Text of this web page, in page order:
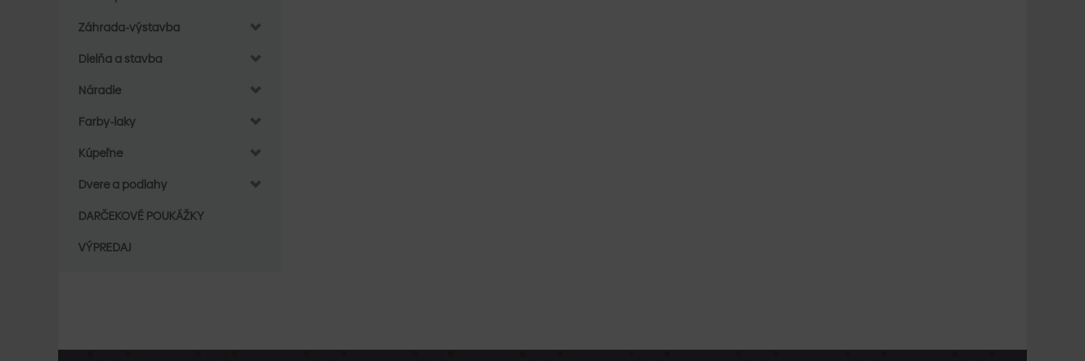
Záhrada-výstavba
Dielňa a stavba
Náradie
Farby-laky
Kúpeľne
Dvere a podlahy
DARČEKOVÉ POUKÁŽKY
VÝPREDAJ